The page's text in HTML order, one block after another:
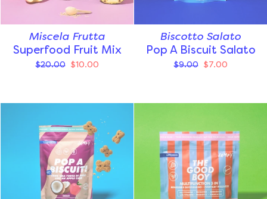
Miscela Frutta
Superfood Fruit Mix
$20.00 $10.00
Biscotto Salato
Pop A Biscuit Salato
$9.00 $7.00